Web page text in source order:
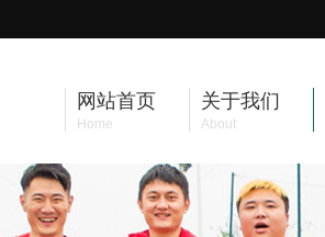
网站首页
Home
关于我们
About